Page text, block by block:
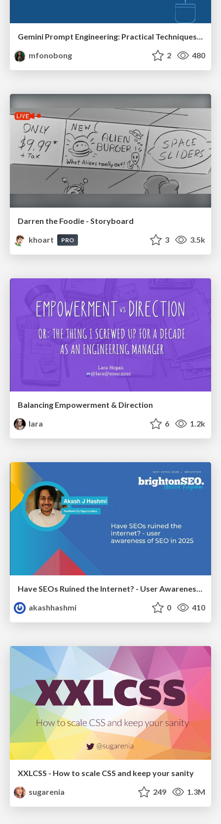
Gemini Prompt Engineering: Practical Techniques for Tangible AI Outcomes
mfonobong
2 480
Darren the Foodie - Storyboard
khoart
PRO 3 3.5k
Balancing Empowerment & Direction
lara
6 1.2k
Have SEOs Ruined the Internet? - User Awareness of SEO in 2025
akashhashmi
0 410
XXLCSS - How to scale CSS and keep your sanity
sugarenia
249 1.3M